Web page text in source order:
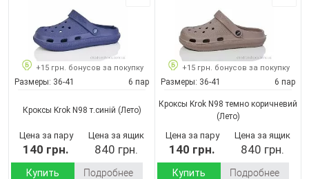
+15 грн. бонусов за покупку
Размеры: 36-41 6 пар
Кроксы Krok N98 т.синій (Лето)
Цена за пару
140 грн.
Цена за ящик
840 грн.
Купить Подробнее
+15 грн. бонусов за покупку
Размеры: 36-41 6 пар
Кроксы Krok N98 темно коричневий
(Лето)
Цена за пару
140 грн.
Цена за ящик
840 грн.
Купить Подробнее